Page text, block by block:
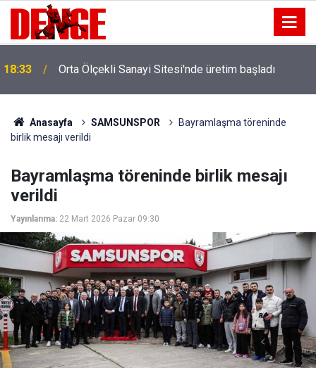
18:33 Orta Ölçekli Sanayi Sitesi'nde üretim başladı
Anasayfa SAMSUNSPOR
Bayramlaşma töreninde
birlik mesajı verildi
Bayramlaşma töreninde birlik mesajı
verildi
Yayınlanma: 22 Mart 2026 Pazar 09:30